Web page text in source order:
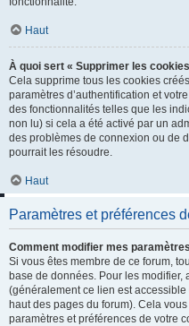
Haut
À quoi sert « Supprimer les
Cela supprime tous les cookies
paramètres d’authentification et
des fonctionnalités telles que les
non lu) si cela a été activé par un
des problèmes de connexion ou de
pourrait les résoudre.
Haut
Paramètres et préférences
Comment modifier mes
Si vous êtes membre de ce forum,
base de données. Pour les modifier,
(généralement ce lien est
haut des pages du forum). Cela
paramètres et préférences de votre